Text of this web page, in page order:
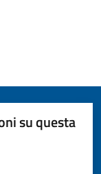
su questa